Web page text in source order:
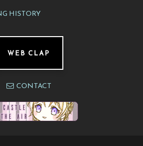
HISTORY
WEB CLAP
CONTACT